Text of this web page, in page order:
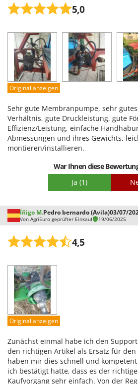
Tre Spade
Trotec
Troy-Bilt
U
Udor
Unger
V
Verdemax
Vesco
WIDU
Wiper EcoRobot
Wolf Garten
Worx
Y Yard Force
Z
Zephir
ZGrills
Zodiac
5,0
Leistung
Benutzerfreundlichkeit
Qualität / Preis
Schwierigkeitsgrad Zusammenbau
Original anzeigen
Sehr gute Membranpumpe, sehr
Verhältnis, gute Druckleistung, gute
Effizienz/Leistung, einfache
Abmessungen und ihres Gewichts,
montieren/installieren.
War Ihnen diese
Ja (1)
Íñigo M.Pedro bernardo (Avila)03/07/
Von AgriEuro geprüfter Einkauf 19/06/2025
4,5
Leistung
Benutzerfreundlichkeit
Qualität / Preis
Schwierigkeitsgrad Zusammenbau
Original anzeigen
Zunächst einmal habe ich den
den richtigen Artikel als Ersatz für
haben mir dies schnell und
ich bestätigt hatte, dass es der
Kaufvorgang sehr einfach. Von der